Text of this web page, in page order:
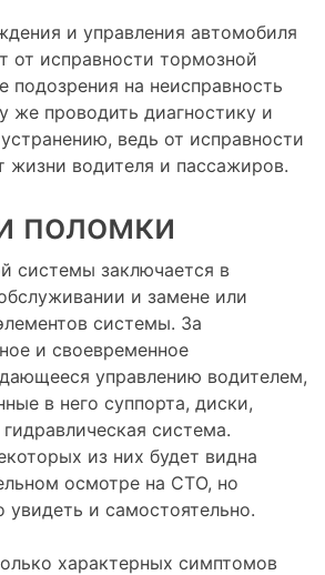
и управления автомобиля
от исправности тормозной
подозрения на неисправность
же проводить диагностику и
ведь от исправности
жизни водителя и пассажиров.
поломки
системы заключается в
и замене или
системы. За
и своевременное
управлению водителем,
в него суппорта, диски,
система.
из них будет видна
осмотре на СТО, но
и самостоятельно.
характерных симптомов